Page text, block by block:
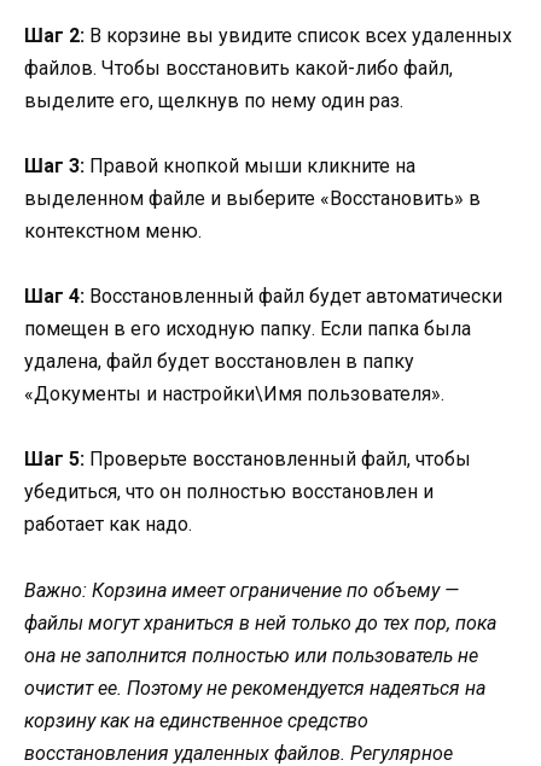
Шаг 2: В корзине вы увидите список всех удаленных
файлов. Чтобы восстановить какой-либо файл,
выделите его, щелкнув по нему один раз.
Шаг 3: Правой кнопкой мыши кликните на
выделенном файле и выберите «Восстановить» в
контекстном меню.
Шаг 4: Восстановленный файл будет автоматически
помещен в его исходную папку. Если папка была
удалена, файл будет восстановлен в папку
«Документы и настройки\Имя пользователя».
Шаг 5: Проверьте восстановленный файл, чтобы
убедиться, что он полностью восстановлен и
работает как надо.
Важно: Корзина имеет ограничение по объему —
файлы могут храниться в ней только до тех пор, пока
она не заполнится полностью или пользователь не
очистит ее. Поэтому не рекомендуется надеяться на
корзину как на единственное средство
восстановления удаленных файлов. Регулярное